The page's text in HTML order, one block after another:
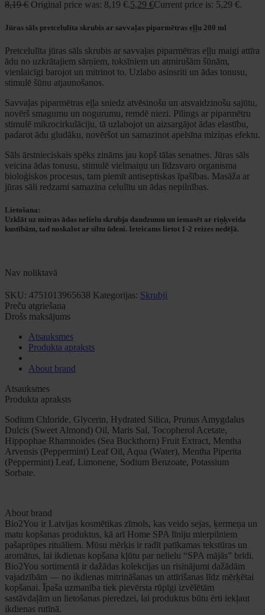
8,19€ Original price was: 8,19 €.5,29 €Current price is: 5,29 €.
Jūras sāls pretcelulīta skrubis ar savvaļas piparmētras eļļu 200 ml
Pretcelulīta jūras sāls skrubis ar savvaļas piparmētras eļļu maigi attīra
ādu no uzkrātajiem sārņiem, toksīniem un atmirušām šūnām,
vienlaicīgi barojot un mitrinot to. Uzlabo asinsriti un ādas tonusu,
stimulē šūnu atjaunošanos.
Savvaļas piparmētras eļļa sniedz atvēsinošu un atsvaidzinošu sajūtu,
novērš smagumu un nogurumu, remdē niezi. Pīlings ar piparmētru
stimulē mikrocirkulāciju, tā uzlabojot un aizsargājot ādas elastību,
padarot ādu gludāku, novēršot un samazinot apelsīna miziņas efektu.
Sāls ārstnieciskais spēks zināms jau kopš tālas senatnes. Jūras sāls
veicina ādas tonusu, stimulē vielmaiņu un līdzsvaro organisma
bioloģiskos procesus, tam piemīt antiseptiskas īpašības. Masāža ar
jūras sāli redzami samazina celulītu un ādas nepilnības.
Lietošana:
Uzklāt uz mitras ādas nelielu skrubja daudzumu un iemasēt ar riņķveida
kustībām, tad noskalot ar siltu ūdeni. Ieteicams lietot 1-2 reizes nedēļā.
Nav noliktavā
SKU: 4751013965638 Kategorijas: Skrubji
Preču atgriešana
Drošs maksājums
Atsauksmes
Produkta apraksts
About brand
Atsauksmes
Produkta apraksts
Sodium Chloride, Glycerin, Hydrated Silica, Prunus Amygdalus
Dulcis (Sweet Almond) Oil, Maris Sal, Tocopherol Acetate,
Hippophae Rhamnoides (Sea Buckthorn) Fruit Extract, Mentha
Arvensis (Peppermint) Leaf Oil, Aqua (Water), Mentha Piperita
(Peppermint) Leaf, Limonene, Sodium Benzoate, Potassium
Sorbate.
About brand
Bio2You ir Latvijas kosmētikas zīmols, kas veido sejas, ķermeņa un
matu kopšanas produktus, kā arī Home SPA līniju mierpilniem
pašaprūpes rituāliem. Mūsu mērķis ir radīt patīkamas tekstūras un
aromātus, lai ikdienas kopšana kļūtu par nelielu “SPA mājās” brīdi.
Bio2You sortimentā ir dažādas kolekcijas un risinājumi dažādām
vajadzībām — no ikdienas mitrināšanas un attīrīšanas līdz mērķētai
kopšanai. Īpaša uzmanība tiek pievērsta rūpīgi izvēlētām
sastāvdaļām un lietošanas pieredzei, lai produktus būtu ērti iekļaut
ikdienas rutīnā.